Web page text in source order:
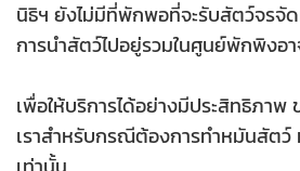
นิธิฯ ยังไม่มีที่พักพอที่จะรับสัตว์จรจั
การนำสัตว์ไปอยู่รวมในศูนย์พักพิงอา
เพื่อให้บริการได้อย่างมีประสิทธิภา
เราสำหรับกรณีต้องการทำหมันสัตว์